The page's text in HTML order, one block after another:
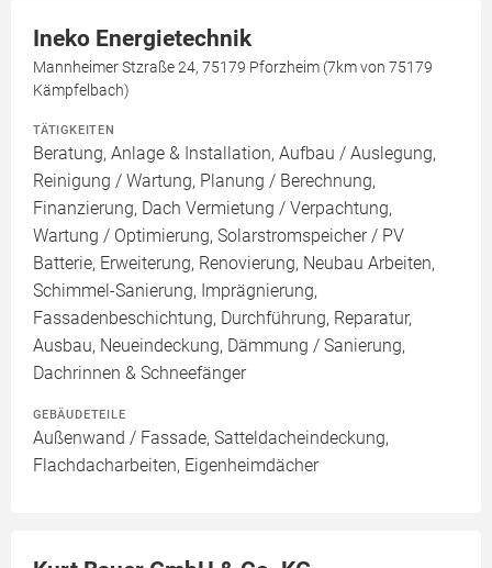
Ineko Energietechnik
Mannheimer Stzraße 24, 75179 Pforzheim (7km von 75179
Kämpfelbach)
TÄTIGKEITEN
Beratung, Anlage & Installation, Aufbau / Auslegung,
Reinigung / Wartung, Planung / Berechnung,
Finanzierung, Dach Vermietung / Verpachtung,
Wartung / Optimierung, Solarstromspeicher / PV
Batterie, Erweiterung, Renovierung, Neubau Arbeiten,
Schimmel-Sanierung, Imprägnierung,
Fassadenbeschichtung, Durchführung, Reparatur,
Ausbau, Neueindeckung, Dämmung / Sanierung,
Dachrinnen & Schneefänger
GEBÄUDETEILE
Außenwand / Fassade, Satteldacheindeckung,
Flachdacharbeiten, Eigenheimdächer